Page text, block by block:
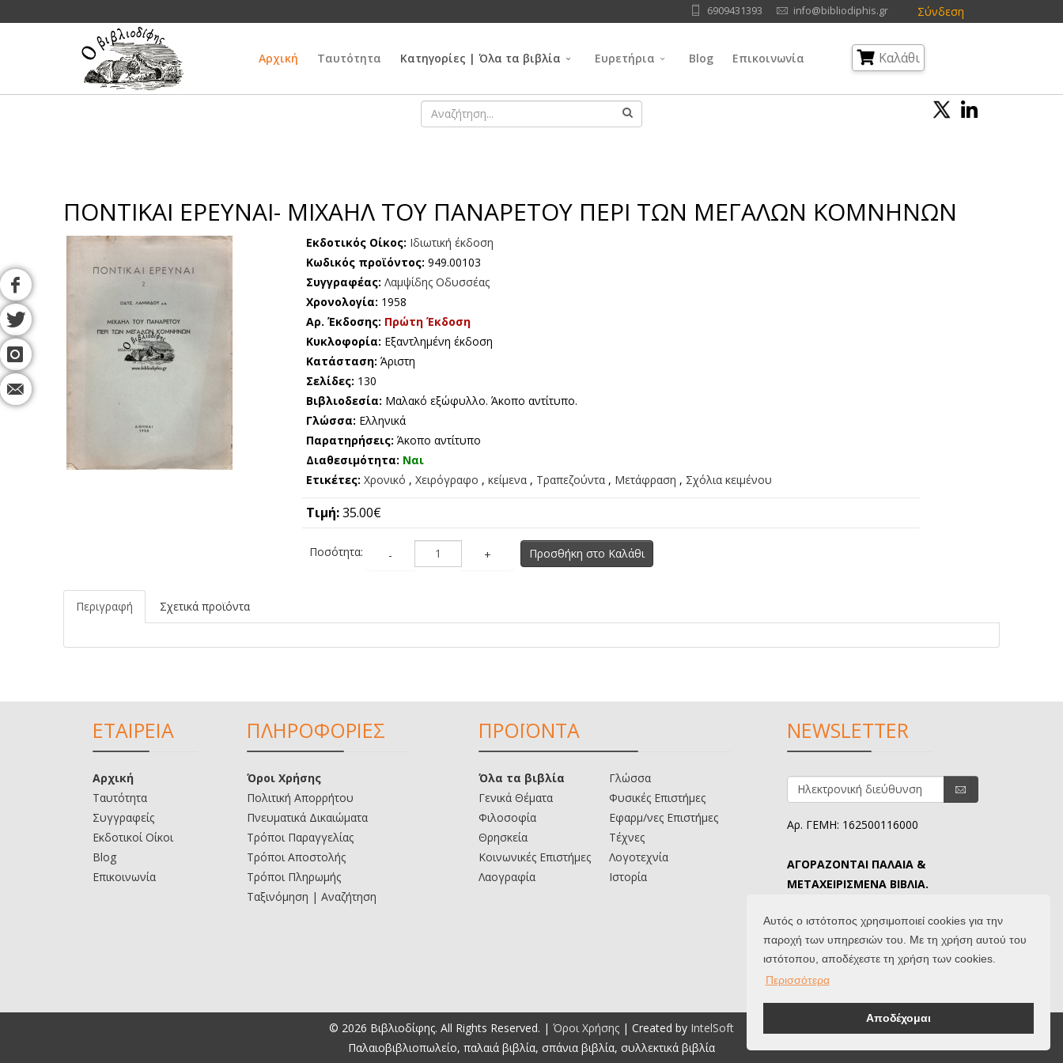
Αυτός ο ιστότοπος χρησιμοποιεί cookies για την
παροχή των υπηρεσιών του. Με τη χρήση αυτού του
ιστότοπου, αποδέχεστε τη χρήση των cookies.
Περισσότερα
Αποδέχομαι
Σύνδεση
6909431393 info@bibliodiphis.gr
Αρχική Ταυτότητα Κατηγορίες | Όλα τα βιβλία Ευρετήρια Blog Επικοινωνία Καλάθι
ΠΟΝΤΙΚΑΙ ΕΡΕΥΝΑΙ- ΜΙΧΑΗΛ ΤΟΥ ΠΑΝΑΡΕΤΟΥ ΠΕΡΙ ΤΩΝ ΜΕΓΑΛΩΝ ΚΟΜΝΗΝΩΝ
Εκδοτικός Οίκος: Ιδιωτική έκδοση
Κωδικός προϊόντος: 949.00103
Συγγραφέας:Λαμψίδης Οδυσσέας
Χρονολογία: 1958
Αρ. Έκδοσης: Πρώτη Έκδοση
Κυκλοφορία: Εξαντλημένη έκδοση
Κατάσταση:Άριστη
Σελίδες: 130
Βιβλιοδεσία: Μαλακό εξώφυλλο. Άκοπο αντίτυπο.
Γλώσσα: Ελληνικά
Παρατηρήσεις:Άκοπο αντίτυπο
Διαθεσιμότητα: Ναι
Ετικέτες: Χρονικό ,Χειρόγραφο ,κείμενα , Τραπεζούντα , Μετάφραση , Σχόλια κειμένου
Τιμή:35.00€
Ποσότητα: - + Προσθήκη στο Καλάθι
Περιγραφή Σχετικά προϊόντα
ΕΤΑΙΡΕΙΑ
Αρχική
Ταυτότητα
Συγγραφείς
Εκδοτικοί Οίκοι
Blog
Επικοινωνία
ΠΛΗΡΟΦΟΡΙΕΣ
Όροι Χρήσης
Πολιτική Απορρήτου
Πνευματικά Δικαιώματα
Τρόποι Παραγγελίας
Τρόποι Αποστολής
Τρόποι Πληρωμής
Ταξινόμηση | Αναζήτηση
ΠΡΟΪΟΝΤΑ
Όλα τα βιβλία
Γενικά Θέματα
Φιλοσοφία
Θρησκεία
Κοινωνικές Επιστήμες
Λαογραφία
Γλώσσα
Φυσικές Επιστήμες
Εφαρμ/νες Επιστήμες
Τέχνες
Λογοτεχνία
Ιστορία
NEWSLETTER
Αρ. ΓΕΜΗ: 162500116000
ΑΓΟΡΑΖΟΝΤΑΙ ΠΑΛΑΙΑ &
ΜΕΤΑΧΕΙΡΙΣΜΕΝΑ ΒΙΒΛΙΑ.
© 2026 Βιβλιοδίφης. All Rights Reserved. | Όροι Χρήσης | Created by IntelSoft
Παλαιοβιβλιοπωλείο, παλαιά βιβλία, σπάνια βιβλία, συλλεκτικά βιβλία